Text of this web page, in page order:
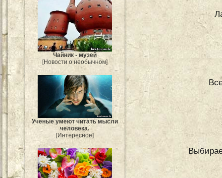
Чайник - музей
[Новости о необычном]
Ученые умеют читать мысли
человека.
[Интересное]